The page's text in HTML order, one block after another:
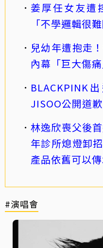
姜厚任女友遭
「不學邏輯很
兒幼年遭抱走
內幕「巨大傷痛
BLACKPINK
JISOO公開道
林逸欣喪父後
年診所熄燈卸
產品依舊可以
#演唱會